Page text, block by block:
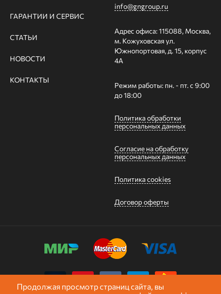
ГАРАНТИИ И СЕРВИС
СТАТЬИ
НОВОСТИ
КОНТАКТЫ
info@gngroup.ru
Адрес офиса: 115088, Москва,
м. Кожуховская ул.
Южнопортовая, д. 15, корпус
4А
Режим работы: пн. - пт. с 9:00
до 18:00
Политика обработки
персональных данных
Согласие на обработку
персональных данных
Политика cookies
Договор оферты
Продолжая просмотр страниц сайта, вы